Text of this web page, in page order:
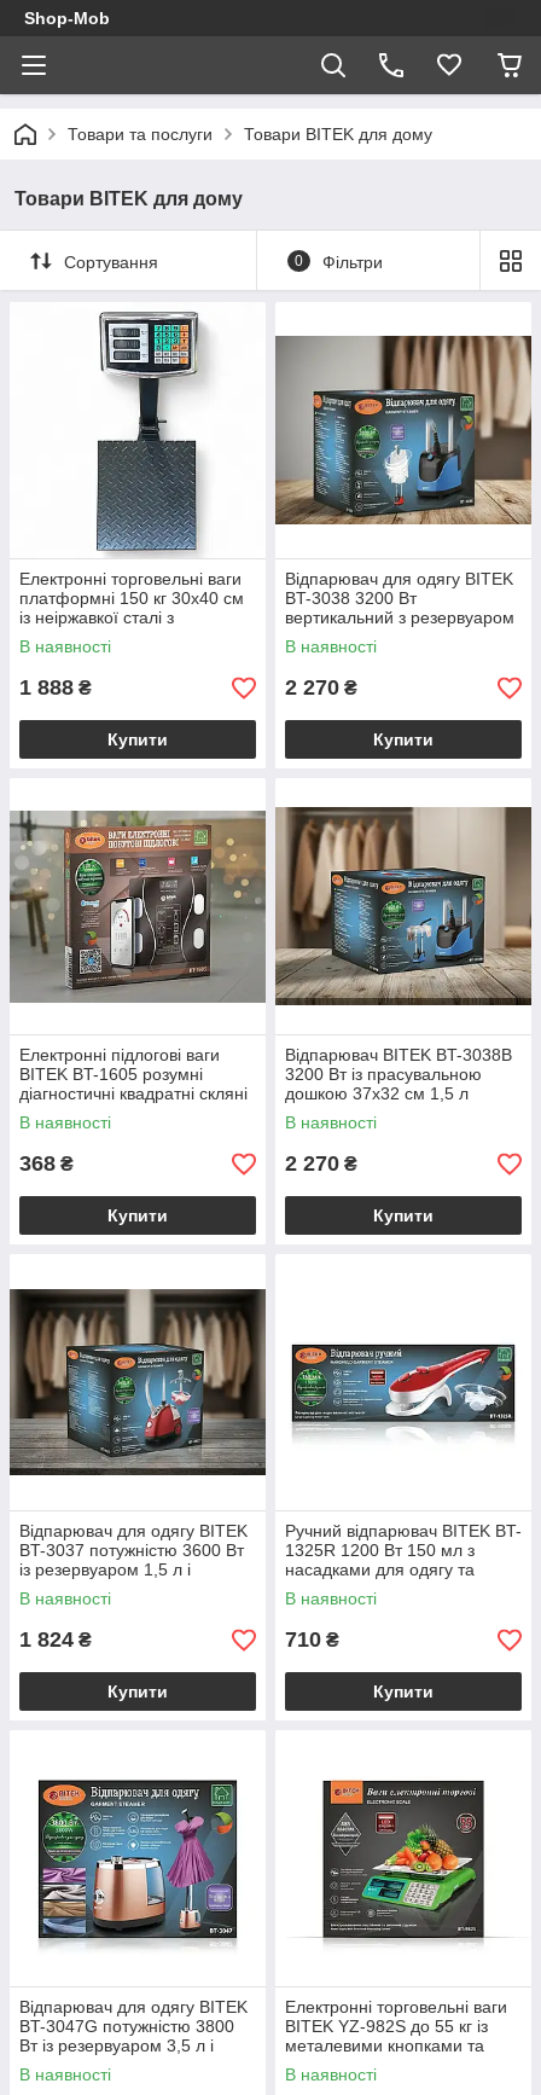
Shop-Mob
Товари та послуги Товари BITEK для дому
Товари BITEK для дому
Сортування 0 Фільтри
Електронні торговельні ваги
платформні 150 кг 30х40 см
із неіржавкої сталі з
підсвіткою модель 6186
В наявності
1 888 ₴
Купити
Відпарювач для одягу BITEK
BT-3038 3200 Вт
вертикальний з резервуаром
1 5 л і телескопічною стійкою
120 см
В наявності
2 270 ₴
Купити
Електронні підлогові ваги
BITEK BT-1605 розумні
діагностичні квадратні скляні
з LED-екраном максимальна
вага 180 кг
В наявності
368 ₴
Купити
Відпарювач BITEK BT-3038B
3200 Вт із прасувальною
дошкою 37х32 см 1,5 л
вертикальний парогенератор
із регулювання. температури
В наявності
2 270 ₴
Купити
Відпарювач для одягу BITEK
BT-3037 потужністю 3600 Вт
із резервуаром 1,5 л і
телескопічною стійкою 70 см
В наявності
1 824 ₴
Купити
Ручний відпарювач BITEK BT-
1325R 1200 Вт 150 мл з
насадками для одягу та
меблів вертикальний і
горизонтальний режими
В наявності
710 ₴
Купити
Відпарювач для одягу BITEK
BT-3047G потужністю 3800
Вт із резервуаром 3,5 л і
телескопічною стійкою 85 см
В наявності
Електронні торговельні ваги
BITEK YZ-982S до 55 кг із
металевими кнопками та
рідкокристалічним
індикатором
В наявності